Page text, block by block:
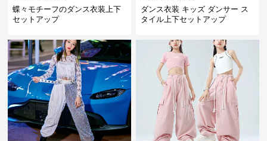
蝶々モチーフのダンス衣装上下
セットアップ
ダンス衣装 キッズ ダンサー ス
タイル上下セットアップ